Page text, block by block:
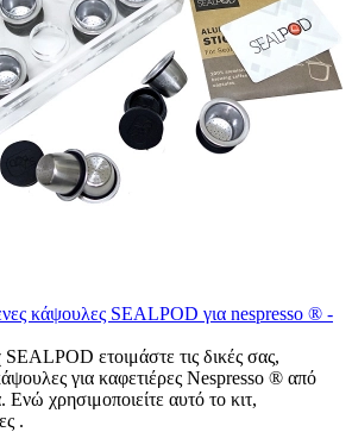
κάψουλες SEALPOD για nespresso ® -
ετοιμάστε τις δικές σας,
για καφετιέρες Nespresso ® από
Ενώ χρησιμοποιείτε αυτό το κιτ,
.